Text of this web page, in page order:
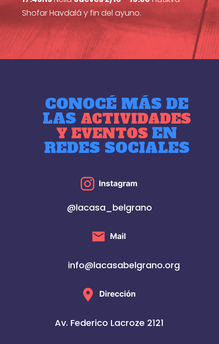
Shofar Havdalá y fin del ayuno.
CONOCÉ MÁS DE
LAS ACTIVIDADES
Y EVENTOSEN
REDES SOCIALES
@lacasa_belgrano
info@lacasabelgrano.org
Av. Federico Lacroze 2121